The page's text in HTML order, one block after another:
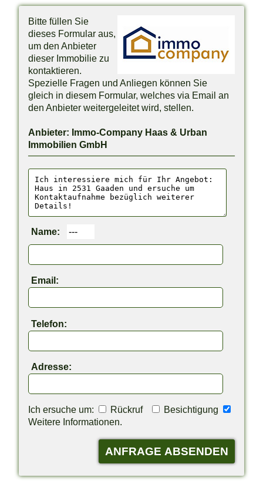
Bitte füllen Sie
dieses Formular aus,
um den Anbieter
dieser Immobilie zu
kontaktieren.
Spezielle Fragen und Anliegen können Sie
gleich in diesem Formular, welches via Email an
den Anbieter weitergeleitet wird, stellen.
Anbieter: Immo-Company Haas & Urban
Immobilien GmbH
Name:
Email:
Telefon:
Adresse:
Ich ersuche um: Rückruf
Besichtigung
Weitere Informationen.